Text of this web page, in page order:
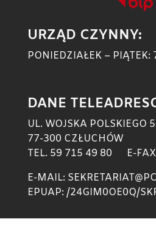
URZĄD CZYNNY:
PONIEDZIAŁEK – PIĄTEK:
DANE
UL. WOJSKA POLSKIEGO 5
77-300 CZŁUCHÓW
TEL. 59 715 49 80 E-
E-MAIL:
EPUAP: /24GIM0OE0Q/